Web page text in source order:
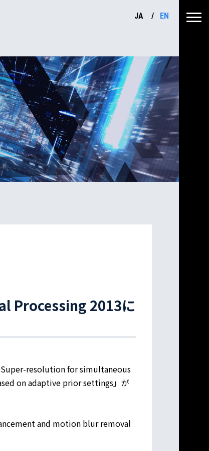
JA EN
Processing 2013に
Super-resolution for simultaneous
on adaptive prior settings」が
and motion blur removal